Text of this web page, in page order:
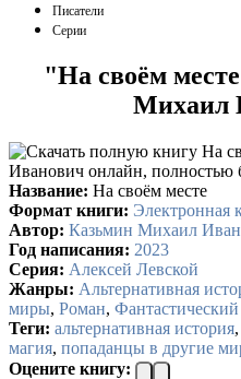
Писатели
Серии
"На своём
Михаил
Название: На своём месте
Формат книги: Электронная
Автор: Казьмин Михаил
Год написания: 2023
Серия: Алексей Левской
Жанры: Альтернативная
миры, Роман, Фантастический
Теги: альтернативная история,
магия, попаданцы в другие
Оцените книгу: